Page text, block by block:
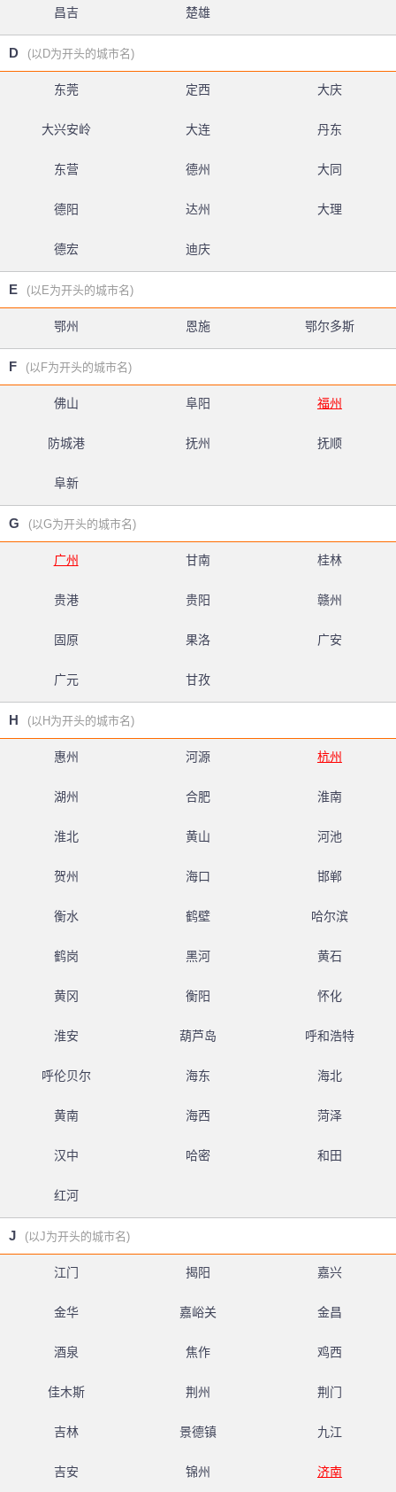
昌吉 楚雄
D (以D为开头的城市名)
东莞 定西 大庆
大兴安岭 大连 丹东
东营 德州 大同
德阳 达州 大理
德宏 迪庆
E (以E为开头的城市名)
鄂州 恩施 鄂尔多斯
F (以F为开头的城市名)
佛山 阜阳 福州
防城港 抚州 抚顺
阜新
G (以G为开头的城市名)
广州 甘南 桂林
贵港 贵阳 赣州
固原 果洛 广安
广元 甘孜
H (以H为开头的城市名)
惠州 河源 杭州
湖州 合肥 淮南
淮北 黄山 河池
贺州 海口 邯郸
衡水 鹤壁 哈尔滨
鹤岗 黑河 黄石
黄冈 衡阳 怀化
淮安 葫芦岛 呼和浩特
呼伦贝尔 海东 海北
黄南 海西 菏泽
汉中 哈密 和田
红河
J (以J为开头的城市名)
江门 揭阳 嘉兴
金华 嘉峪关 金昌
酒泉 焦作 鸡西
佳木斯 荆州 荆门
吉林 景德镇 九江
吉安 锦州 济南